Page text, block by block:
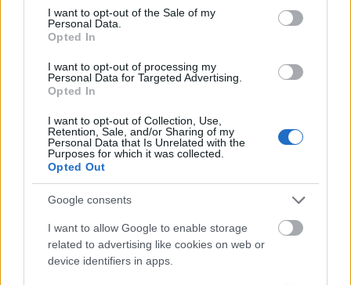
consent section.
I want to opt-out of the Sale of my
Personal Data.
Opted In
I want to opt-out of processing my
Personal Data for Targeted Advertising.
Opted In
I want to opt-out of Collection, Use,
Retention, Sale, and/or Sharing of my
Personal Data that Is Unrelated with the
Purposes for which it was collected.
Opted Out
Google consents
I want to allow Google to enable storage
related to advertising like cookies on web or
device identifiers in apps.
egy újabb ékes példa. A BBC tudósítása szerint az Iszlám Állam
ma hajnalban magyar idő szerint öt órakor több autóval, és
egyedül kormányt alakítani 2015.06.07 18:59:56
Elúszni látszik a kormányzó AKP parlamenti szupertöbbsége a
mai választáson / Illusztráció, nationalturk.com A szavazatok